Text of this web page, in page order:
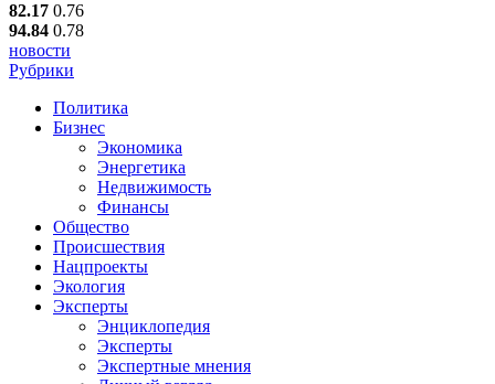
82.17 0.76
94.84 0.78
новости
Рубрики
Политика
Бизнес
Экономика
Энергетика
Недвижимость
Финансы
Общество
Происшествия
Нацпроекты
Экология
Эксперты
Энциклопедия
Эксперты
Экспертные мнения